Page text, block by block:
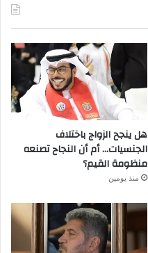
هل ينجح الزواج باختلاف
الجنسيات… أم أن النجاح تصنعه
منظومة القيم؟
منذ يومين